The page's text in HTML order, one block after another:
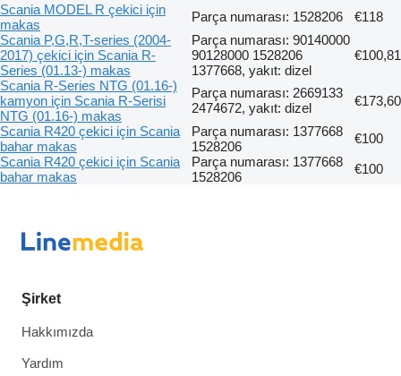
Scania MODEL R çekici için
makas
Parça numarası: 1528206
€118
Scania P,G,R,T-series (2004-
2017) çekici için Scania R-
Series (01.13-) makas
Parça numarası: 90140000
90128000 1528206
1377668, yakıt: dizel
€100,81
Scania R-Series NTG (01.16-)
kamyon için Scania R-Serisi
NTG (01.16-) makas
Parça numarası: 2669133
2474672, yakıt: dizel
€173,60
Scania R420 çekici için Scania
bahar makas
Parça numarası: 1377668
1528206
€100
Scania R420 çekici için Scania
bahar makas
Parça numarası: 1377668
1528206
€100
Şirket
Hakkımızda
Yardım